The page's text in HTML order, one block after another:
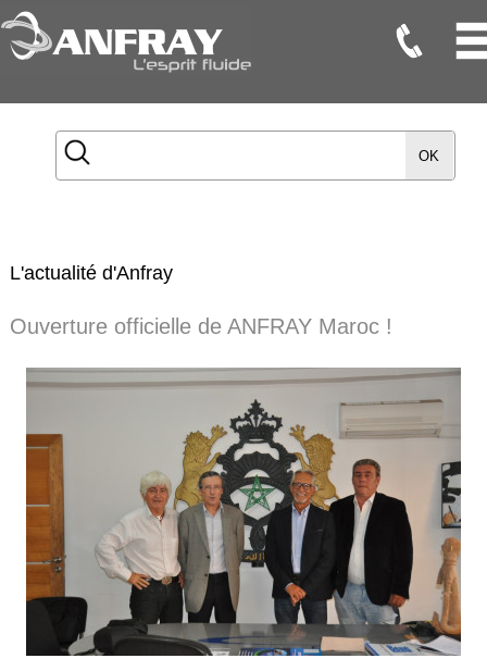
Flexibles
Onduleux
Accessoires
Etanchéité
Feuilles
Plaques
Tresses
/
Cordons
Découpe
OK
L'actualité d'Anfray
Ouverture officielle de ANFRAY Maroc !